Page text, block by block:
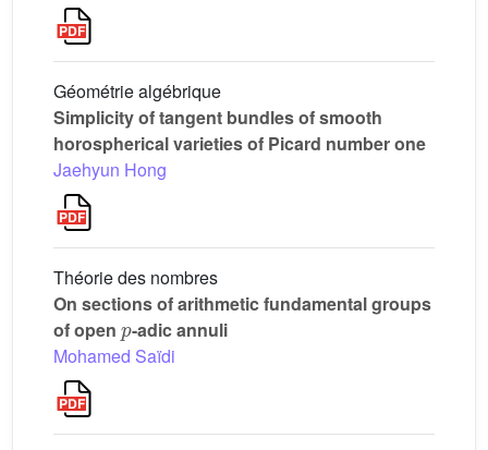
Géométrie algébrique
Simplicity of tangent bundles of smooth
horospherical varieties of Picard number one
Jaehyun Hong
Théorie des nombres
On sections of arithmetic fundamental groups
of open
p
-adic annuli
Mohamed Saïdi